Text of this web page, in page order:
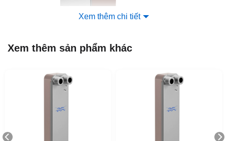
Xem thêm chi tiết
Xem thêm sản phẩm khác